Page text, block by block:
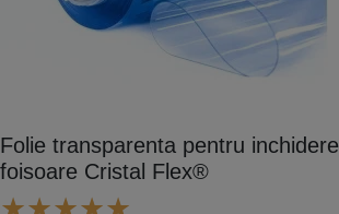
Folie transparenta pentru
foisoare Cristal Flex®